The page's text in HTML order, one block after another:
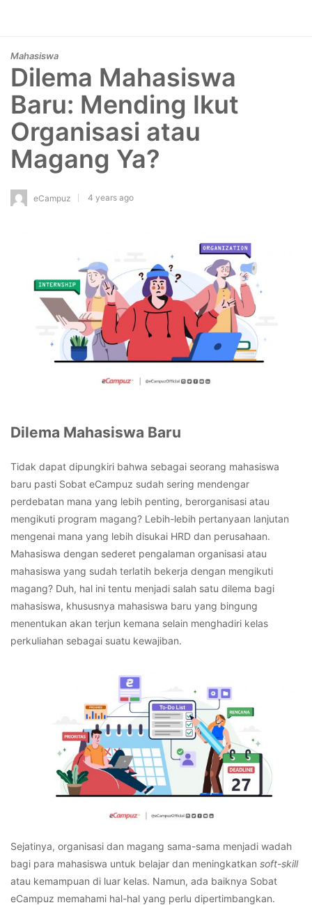
Mahasiswa
Dilema Mahasiswa
Baru: Mending Ikut
Organisasi atau
Magang Ya?
eCampuz 4 years ago
Dilema Mahasiswa Baru
Tidak dapat dipungkiri bahwa sebagai seorang mahasiswa
baru pasti Sobat eCampuz sudah sering mendengar
perdebatan mana yang lebih penting, berorganisasi atau
mengikuti program magang? Lebih-lebih pertanyaan lanjutan
mengenai mana yang lebih disukai HRD dan perusahaan.
Mahasiswa dengan sederet pengalaman organisasi atau
mahasiswa yang sudah terlatih bekerja dengan mengikuti
magang? Duh, hal ini tentu menjadi salah satu dilema bagi
mahasiswa, khususnya mahasiswa baru yang bingung
menentukan akan terjun kemana selain menghadiri kelas
perkuliahan sebagai suatu kewajiban.
Sejatinya, organisasi dan magang sama-sama menjadi wadah
bagi para mahasiswa untuk belajar dan meningkatkan soft-skill
atau kemampuan di luar kelas. Namun, ada baiknya Sobat
eCampuz memahami hal-hal yang perlu dipertimbangkan.